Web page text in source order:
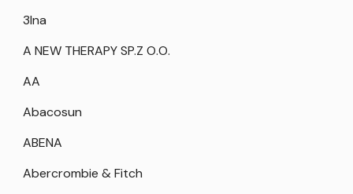
3Ina
A NEW THERAPY SP.Z O.O.
AA
Abacosun
ABENA
Abercrombie & Fitch